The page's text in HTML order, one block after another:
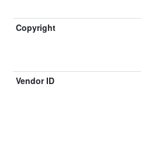
Copyright
Vendor ID